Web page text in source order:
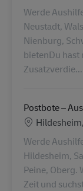
Werde
Neustadt,
Nienburg,
bietenDu hast
Zusatzverdie...
Postbote –
Locatie
Werde
Hildesheim,
Peine, Oberg.
Zeit und